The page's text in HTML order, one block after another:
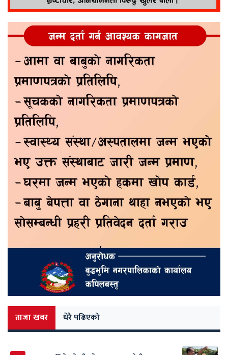
ताजा खबर धेरै पढिएको